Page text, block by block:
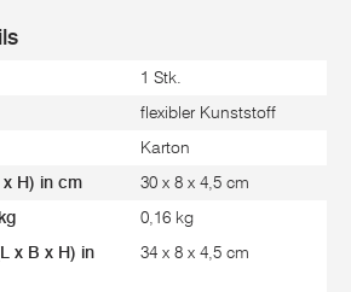
1 Stk.
flexibler Kunststoff
Karton
H) in cm 30 x 8 x 4,5 cm
0,16 kg
x B x H) in
34 x 8 x 4,5 cm